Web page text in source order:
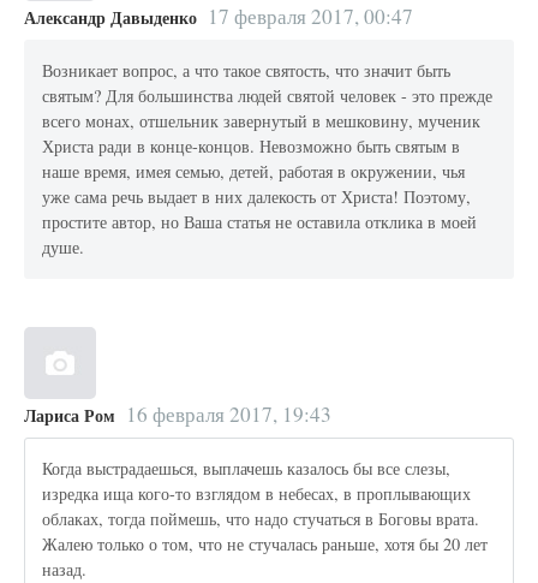
Александр Давыденко 17 февраля 2017, 00:47
Возникает вопрос, а что такое святость, что значит быть
святым? Для большинства людей святой человек - это прежде
всего монах, отшельник завернутый в мешковину, мученик
Христа ради в конце-концов. Невозможно быть святым в
наше время, имея семью, детей, работая в окружении, чья
уже сама речь выдает в них далекость от Христа! Поэтому,
простите автор, но Ваша статья не оставила отклика в моей
душе.
Лариса Ром 16 февраля 2017, 19:43
Когда выстрадаешься, выплачешь казалось бы все слезы,
изредка ища кого-то взглядом в небесах, в проплывающих
облаках, тогда поймешь, что надо стучаться в Боговы врата.
Жалею только о том, что не стучалась раньше, хотя бы 20 лет
назад.